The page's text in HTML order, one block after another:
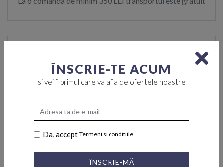
ÎNSCRIE-TE ACUM
si vei fi primul care va afla de ofertele noastre
Da, accept Termeni si conditiile
ÎNSCRIE-MĂ
Retur
Produse asemanatoare